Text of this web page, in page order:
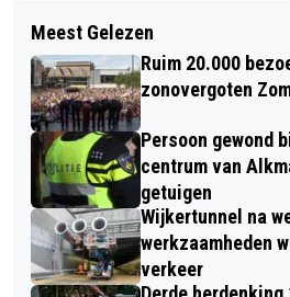
‘LOCAL LEGENDS’
CULTUUR VAN DE
NAAR PODIUM
EXPLOSIE AAN DE
ALKMAAR, POLITIE
Meest Gelezen
Ruim 20.000
zonovergoten
Persoon gewond
centrum van
getuigen
Wijkertunnel na
werkzaamheden
verkeer